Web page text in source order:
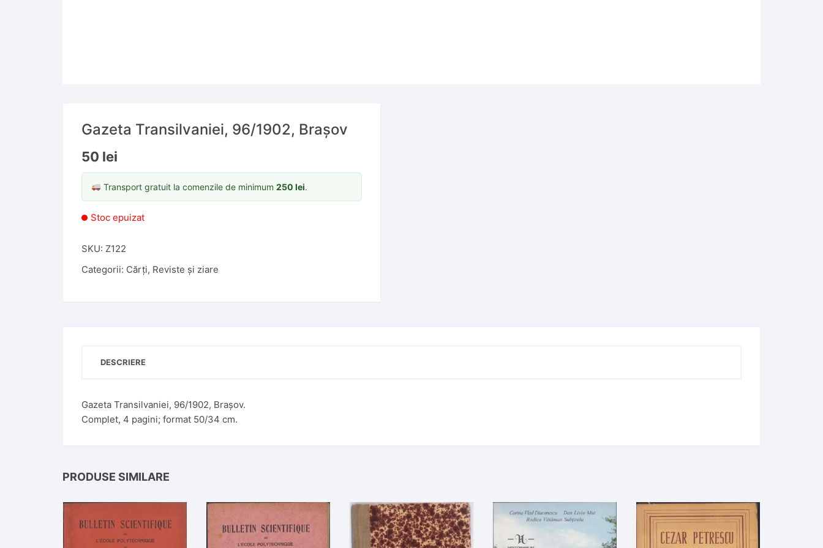
Gazeta Transilvaniei, 96/1902, Brașov
50 lei
Transport gratuit la comenzile de minimum 250 lei.
Stoc epuizat
SKU: Z122
Categorii: Cărți, Reviste și ziare
DESCRIERE
Gazeta Transilvaniei, 96/1902, Brașov.
Complet, 4 pagini; format 50/34 cm.
PRODUSE SIMILARE